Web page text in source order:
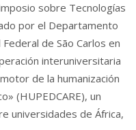
sobre Tecnologías
por el Departamento
de São Carlos en
interuniversitaria
de la humanización
(HUPEDCARE), un
universidades de África,